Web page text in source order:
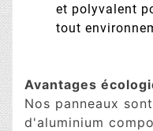
et polyvalent
tout
Avantages
Nos panneaux
d'aluminium